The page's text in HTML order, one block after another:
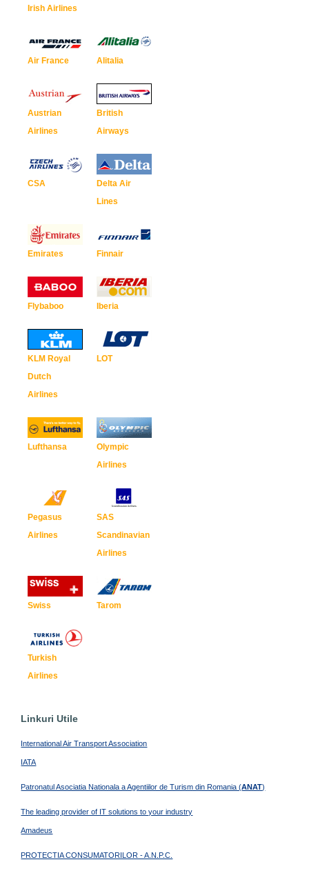
Irish Airlines
Air France Alitalia
Austrian
Airlines
British
Airways
CSA
Delta Air
Lines
Emirates Finnair
Flybaboo Iberia
KLM Royal
Dutch
Airlines
LOT
Lufthansa
Olympic
Airlines
Pegasus
Airlines
SAS
Scandinavian
Airlines
Swiss Tarom
Turkish
Airlines
Linkuri Utile
International Air Transport Association
IATA
Patronatul Asociatia Nationala a Agentiilor de Turism din Romania (ANAT)
The leading provider of IT solutions to your industry
Amadeus
PROTECTIA CONSUMATORILOR - A.N.P.C.